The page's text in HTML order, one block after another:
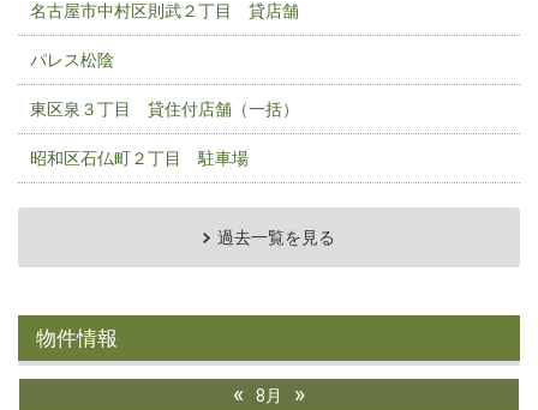
名古屋市中村区則武２丁目 貸店舗
パレス松陰
東区泉３丁目 貸住付店舗（一括）
昭和区石仏町２丁目 駐車場
過去一覧を見る
物件情報
« 8月 »